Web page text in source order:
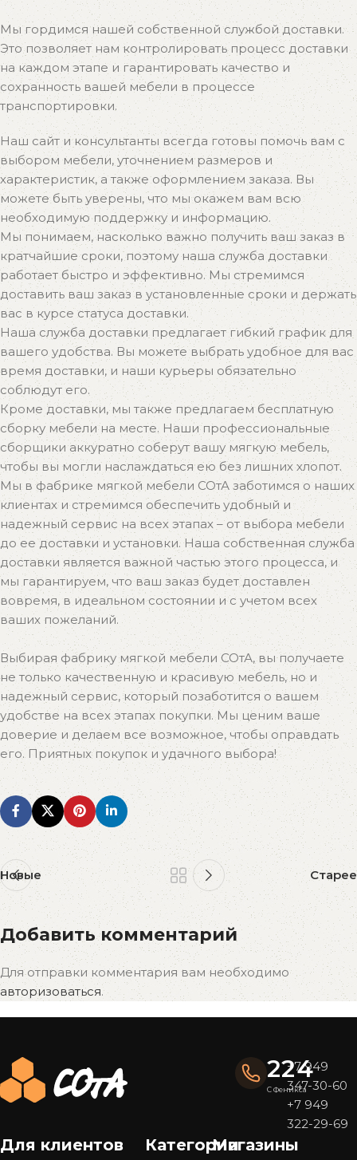
Мы гордимся нашей собственной службой доставки.
Это позволяет нам контролировать процесс доставки
на каждом этапе и гарантировать качество и
сохранность вашей мебели в процессе
транспортировки.
Наш сайт и консультанты всегда готовы помочь вам с
выбором мебели, уточнением размеров и
характеристик, а также оформлением заказа. Вы
можете быть уверены, что мы окажем вам всю
необходимую поддержку и информацию.
Мы понимаем, насколько важно получить ваш заказ в
кратчайшие сроки, поэтому наша служба доставки
работает быстро и эффективно. Мы стремимся
доставить ваш заказ в установленные сроки и держать
вас в курсе статуса доставки.
Наша служба доставки предлагает гибкий график для
вашего удобства. Вы можете выбрать удобное для вас
время доставки, и наши курьеры обязательно
соблюдут его.
Кроме доставки, мы также предлагаем бесплатную
сборку мебели на месте. Наши профессиональные
сборщики аккуратно соберут вашу мягкую мебель,
чтобы вы могли наслаждаться ею без лишних хлопот.
Мы в фабрике мягкой мебели СОтА заботимся о наших
клиентах и стремимся обеспечить удобный и
надежный сервис на всех этапах – от выбора мебели
до ее доставки и установки. Наша собственная служба
доставки является важной частью этого процесса, и
мы гарантируем, что ваш заказ будет доставлен
вовремя, в идеальном состоянии и с учетом всех
ваших пожеланий.
Выбирая фабрику мягкой мебели СОтА, вы получаете
не только качественную и красивую мебель, но и
надежный сервис, который позаботится о вашем
удобстве на всех этапах покупки. Мы ценим ваше
доверие и делаем все возможное, чтобы оправдать
его. Приятных покупок и удачного выбора!
Новые Старее
Добавить комментарий
Для отправки комментария вам необходимо
авторизоваться.
224
С Феникса
+7 949
347-30-60
+7 949
322-29-69
Для клиентов КатегорииМагазины